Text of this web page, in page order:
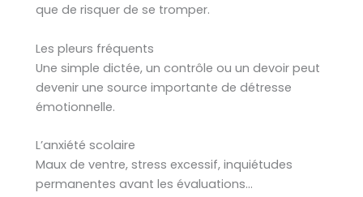
que de risquer de se tromper.
Les pleurs fréquents
Une simple dictée, un contrôle ou un devoir peut
devenir une source importante de détresse
émotionnelle.
L’anxiété scolaire
Maux de ventre, stress excessif, inquiétudes
permanentes avant les évaluations…